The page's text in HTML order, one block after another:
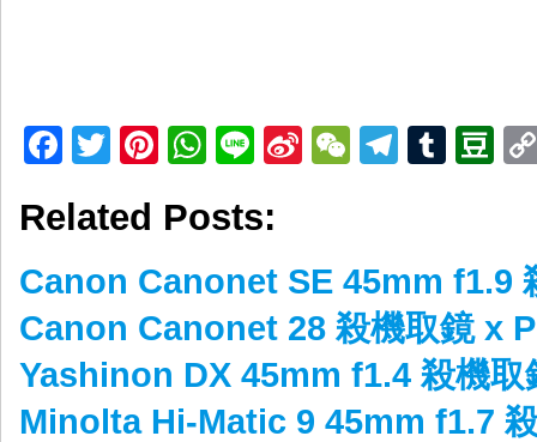
Facebook
TwitterPinterest
WhatsApp
LineSinaWeChat
Related Posts:
Canon Canonet SE 45mm f1.9
Canon Canonet 28 殺機取鏡 x
Yashinon DX 45mm f1.4 殺機取
Minolta Hi-Matic 9 45mm f1.7